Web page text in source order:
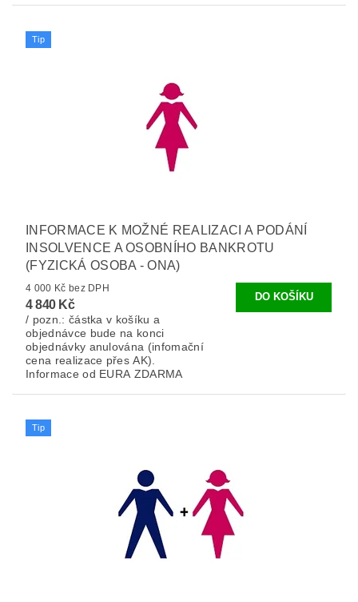
Tip
INFORMACE K MOŽNÉ REALIZACI A PODÁNÍ
INSOLVENCE A OSOBNÍHO BANKROTU
(FYZICKÁ OSOBA - ONA)
4 000 Kč bez DPH
4 840 Kč
/ pozn.: částka v košíku a
objednávce bude na konci
objednávky anulována (infomační
cena realizace přes AK).
Informace od EURA ZDARMA
Tip